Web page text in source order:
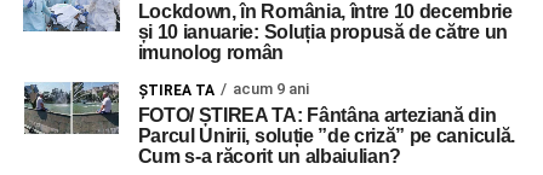
Lockdown, în România, între 10 decembrie
și 10 ianuarie: Soluția propusă de către un
imunolog român
ŞTIREA TA acum 9 ani
FOTO/ ȘTIREA TA: Fântâna arteziană din
Parcul Unirii, soluție ”de criză” pe caniculă.
Cum s-a răcorit un albaiulian?